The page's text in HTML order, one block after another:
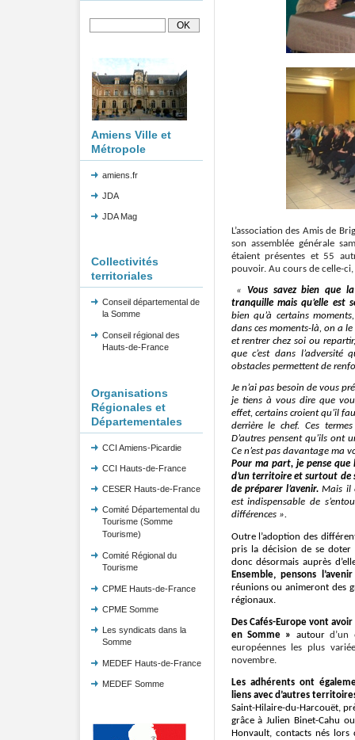
Amiens Ville et
Métropole
amiens.fr
JDA
JDA Mag
Collectivités
territoriales
Conseil départemental de
la Somme
Conseil régional des
Hauts-de-France
Organisations
Régionales et
Départementales
CCI Amiens-Picardie
CCI Hauts-de-France
CESER Hauts-de-France
Comité Départemental du
Tourisme (Somme
Tourisme)
Comité Régional du
Tourisme
CPME Hauts-de-France
CPME Somme
Les syndicats dans la
Somme
MEDEF Hauts-de-France
MEDEF Somme
L’association des Amis de
son assemblée générale
étaient présentes et 55
pouvoir. Au cours de celle-ci,
« Vous savez bien que
tranquille mais qu’elle est
bien qu’à certains
dans ces moments-là, on a
et rentrer chez soi ou
que c’est dans l’adversité
obstacles permettent de
Je n’ai pas besoin de vous
je tiens à vous dire que
effet, certains croient qu’il
derrière le chef. Ces
D’autres pensent qu’ils ont
Ce n’est pas davantage ma
Pour ma part, je pense
d’un territoire et surtout de
de préparer l’avenir. Mais il
est indispensable de
différences ».
Outre l’adoption des
pris la décision de se doter
donc désormais auprès
Ensemble, pensons l’avenir
réunions ou animeront des
régionaux.
Des Cafés-Europe vont
en Somme » autour d’un
européennes les plus
novembre.
Les adhérents ont
liens avec d’autres
Saint-Hilaire-du-Harcouët,
grâce à Julien Binet-Cahu
Honvault, contacts nés